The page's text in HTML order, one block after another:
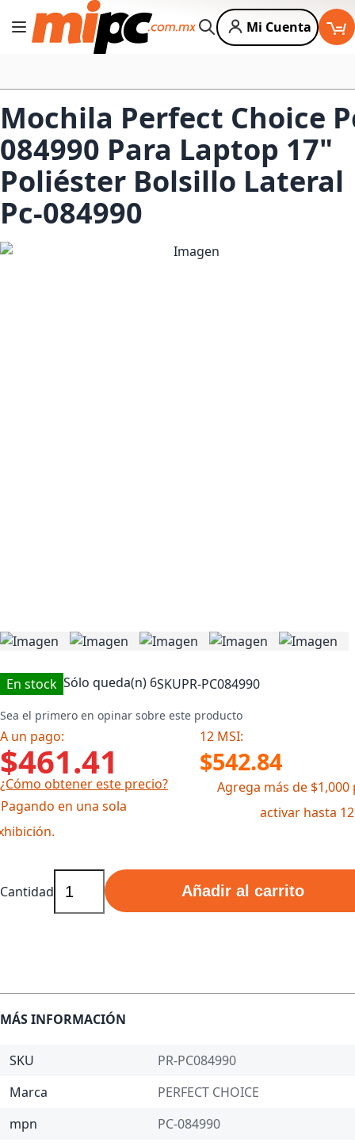
Cambiar Nav
Buscar
Mi Cuenta
Mochila Perfect Choice
084990 Para Laptop 17"
Poliéster Bolsillo Lateral
Pc-084990
En stock Sólo queda(n) 6SKUPR-PC084990
Sea el primero en opinar sobre este producto
A un pago: 12 MSI:
$461.41 $542.84
¿Cómo obtener este precio?
en una sola
Agrega más de $1,000
activar hasta
Cantidad Añadir al carrito
MÁS INFORMACIÓN
SKU
PR-PC084990
Marca
PERFECT CHOICE
mpn
PC-084990